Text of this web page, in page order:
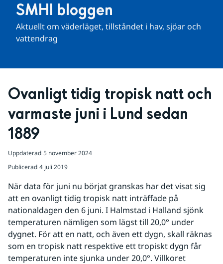
SMHI bloggen
Aktuellt om väderläget, tillståndet i hav, sjöar och
vattendrag
Ovanligt tidig tropisk natt och
varmaste juni i Lund sedan
1889
Uppdaterad 5 november 2024
Publicerad 4 juli 2019
När data för juni nu börjat granskas har det visat sig
att en ovanligt tidig tropisk natt inträffade på
nationaldagen den 6 juni. I Halmstad i Halland sjönk
temperaturen nämligen som lägst till 20,0° under
dygnet. För att en natt, och även ett dygn, skall räknas
som en tropisk natt respektive ett tropiskt dygn får
temperaturen inte sjunka under 20,0°. Villkoret